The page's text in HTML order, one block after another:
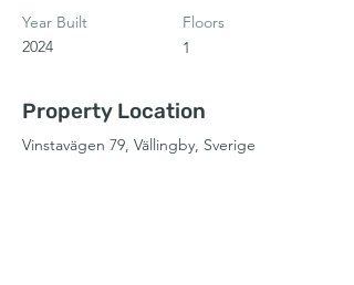
Year Built
2024
Floors
1
Property Location
Vinstavägen 79, Vällingby, Sverige